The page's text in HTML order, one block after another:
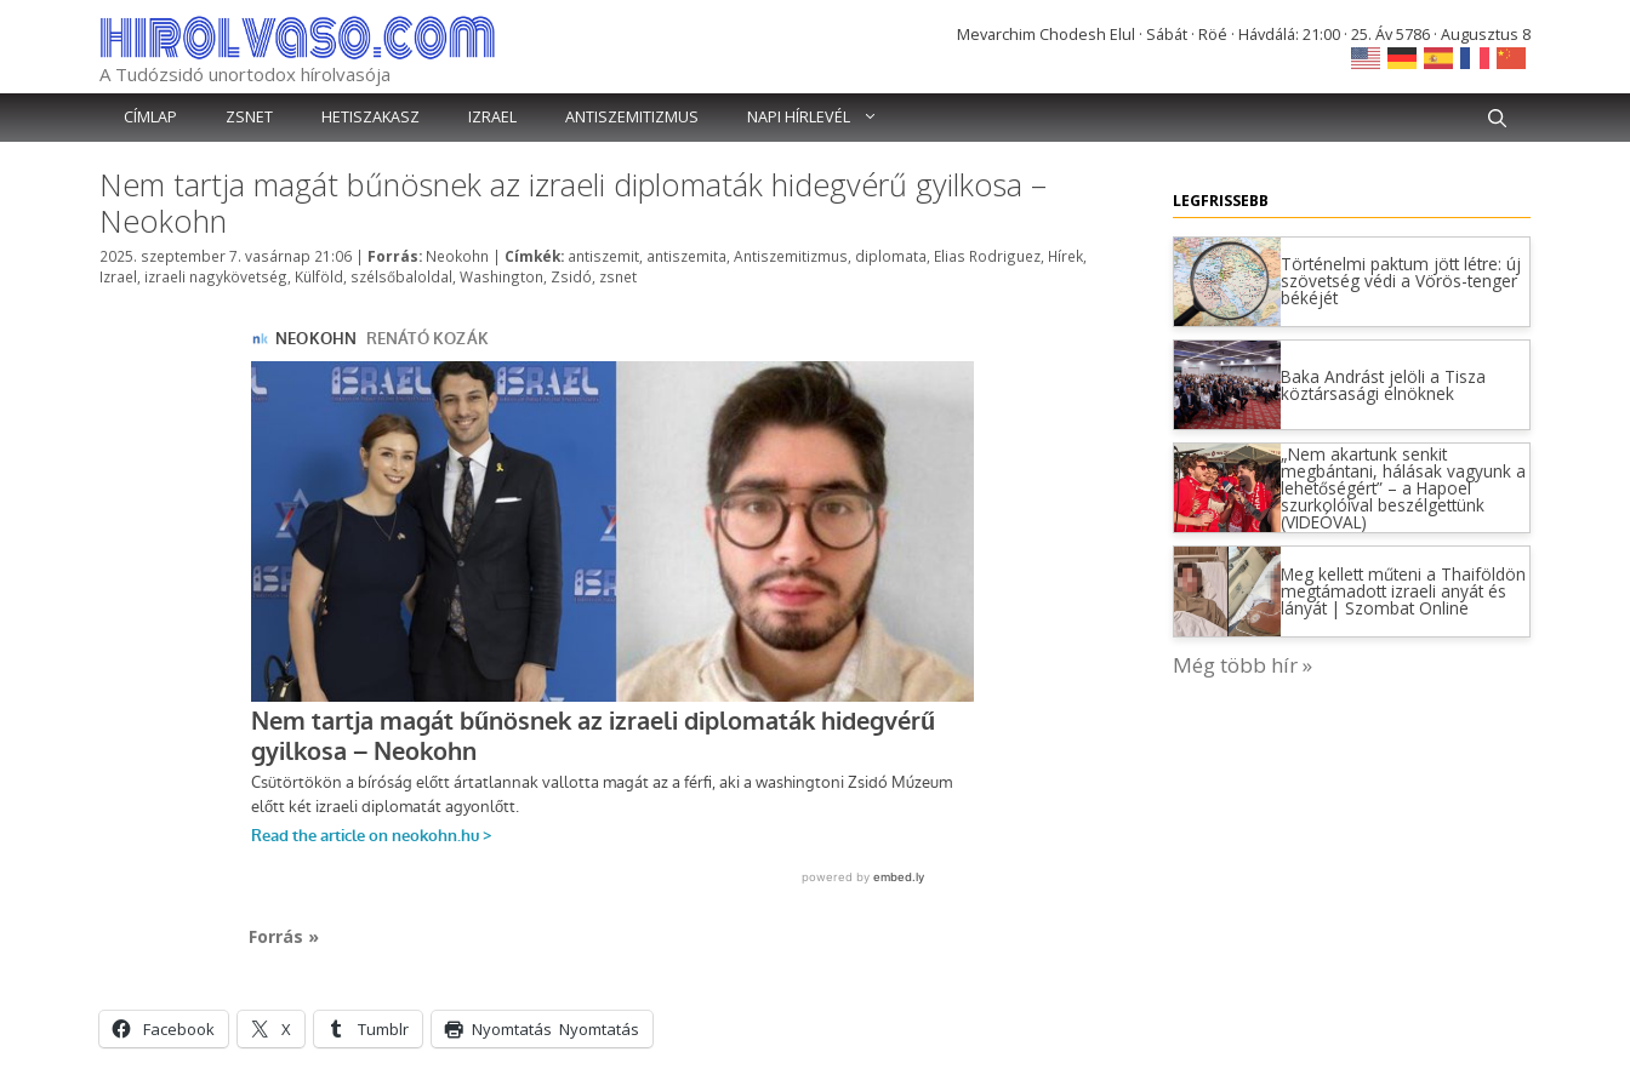
A Tudózsidó unortodox hírolvasója
Mevarchim Chodesh Elul · Sábát · Röé · Hávdálá: 21:00 · 25. Áv 5786 · Augusztus 8
CÍMLAP ZSNET HETISZAKASZ IZRAEL ANTISZEMITIZMUS NAPI HÍRLEVÉL
Nem tartja magát bűnösnek az izraeli diplomaták hidegvérű gyilkosa –
Neokohn
2025. szeptember 7. vasárnap 21:06 | Forrás: Kategória
Neokohn | Címkék: Címkék
antiszemit antiszemita Antiszemitizmus diplomata Elias Rodriguez Hírek
Izrael izraeli nagykövetség Külföld szélsőbaloldal Washington Zsidó zsnet
Forrás »
Facebook X Tumblr Nyomtatás Nyomtatás
LEGFRISSEBB
Történelmi paktum jött létre: új
szövetség védi a Vörös-tenger
békéjét
Baka Andrást jelöli a Tisza
köztársasági elnöknek
„Nem akartunk senkit
megbántani, hálásak vagyunk a
lehetőségért” – a Hapoel
szurkolóival beszélgettünk
(VIDEÓVAL)
Meg kellett műteni a Thaiföldön
megtámadott izraeli anyát és
lányát | Szombat Online
Még több hír »